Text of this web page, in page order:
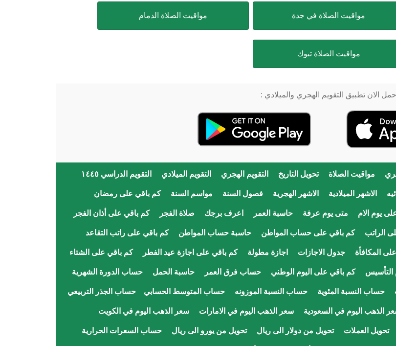
مواقيت الصلاة في جدة مواقيت الصلاة الدمام
مواقيت الصلاة تبوك
حمل الان تطبيق التقويم الهجري والميلادي :
مواقيت الصلاة تحويل التاريخ التقويم الهجري التقويم الميلادي التقويم الدراسي ١٤٤٥
الاشهر الميلادية الاشهر الهجرية فصول السنة مواسم السنة كم باقي على رمضان
يوم الام متى يوم عرفة حاسبة العمر اعرف برجك صلاة الفجر كم باقي على أذان الفجر
الراتب كم باقي على حساب المواطن حاسبة حساب المواطن كم باقي على راتب التقاعد
المكافأة جدول الاجازات اجازة مطولة كم باقي على اجازة عيد الفطر كم باقي على الشتاء
التأسيس كم باقي على اليوم الوطني حساب فرق العمر حاسبة الحمل حساب الدورة الشهرية
حساب النسبة المئوية حساب النسبة الموزونه حساب المتوسط الحسابي حساب الجذر التربيعي
الذهب اليوم في السعودية سعر الذهب اليوم في الامارات سعر الذهب اليوم في الكويت
تحويل العملات تحويل من دولار الى ريال تحويل من يورو الى ريال حساب السعرات الحرارية